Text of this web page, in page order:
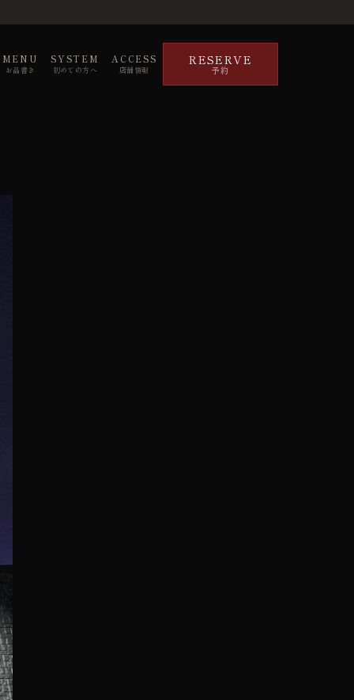
MENU
お品書き
SYSTEM
初めての方へ
ACCESS
店舗情報
RESERVE
予約